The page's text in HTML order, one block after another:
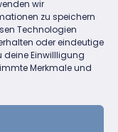
wir
zu speichern
Technologien
oder eindeutige
deine Einwillligung
Merkmale und